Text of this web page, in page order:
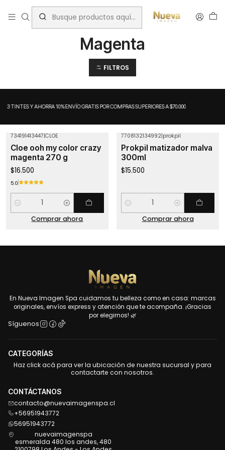
Inicio Matizadores Magenta
Magenta
FILTROS
3 TINTES Y AHORRA 10%ENVÍO GRATIS POR COMPRAS SUPERIORES A $70.000
734191413447|CLOE
Cloe ooh my color crazy
magenta 270 g
$16.500
5.0
Cantidad
Comprar ahora
7708132134992|prokpil
Prokpil matizador malva
300ml
$15.500
Cantidad
Comprar ahora
En Nueva Imagen Spa cuidamos tu belleza como en casa: marcas
originales, envíos express y atención que te acompaña. ¡Gracias
por elegirnos! 🌿
Síguenos
CATEGORÍAS
Haz click acá para ver la ubicación de nuestra sucursal y para
contactarte con nosotros.
CONTÁCTANOS
contacto@nuevaimagenspa.cl
+56951943772
56951943772
nuevaimagenspa
esmeralda 480 los andes, 480